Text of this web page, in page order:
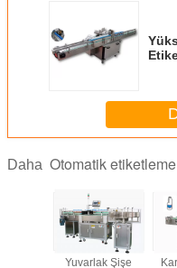
Daha Otomatik
Yuvarlak Şişe